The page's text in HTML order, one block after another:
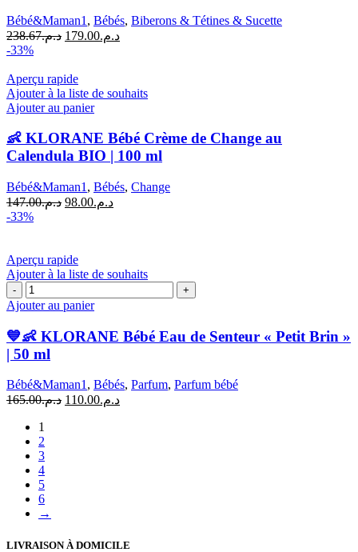
Bébé&Maman1 , Bébés, Biberons & Tétines & Sucette
د.م.238.67
Le
était :
د.م.238.67.
د.م.179.00
Le
-33%
Aperçu rapide
Ajouter à la liste de souhaits
Ajouter au panier
👶 KLORANE Bébé Crème de Change au
Calendula BIO | 100 ml
Bébé&Maman1 , Bébés, Change
د.م.147.00
Le
د.م.98.00
Le
-33%
Aperçu rapide
Ajouter à la liste de souhaits
quantité
de
👶
KLORANE
Bébé
de
Senteur
Brin"
|
50
ml
Ajouter au panier
💙👶 KLORANE Bébé Eau de Senteur « Petit Brin »
| 50 ml
Bébé&Maman1, Bébés, Parfum, Parfum bébé
د.م.165.00
Le
د.م.110.00
Le
1
2
3
4
5
6
→
LIVRAISON À DOMICILE